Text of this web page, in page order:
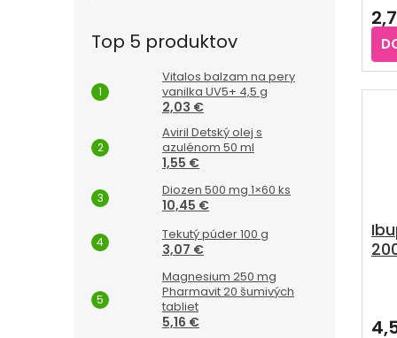
Top 5 produktov
Vitalos balzam na pery
vanilka UV5+ 4,5 g
2,03 €
Aviril Detský olej s
azulénom 50 ml
1,55 €
Diozen 500 mg 1×60 ks
10,45 €
Tekutý púder 100 g
3,07 €
Magnesium 250 mg
Pharmavit 20 šumivých
tabliet
5,16 €